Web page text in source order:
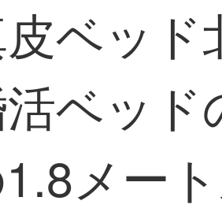
ベッド
ベッド
メー